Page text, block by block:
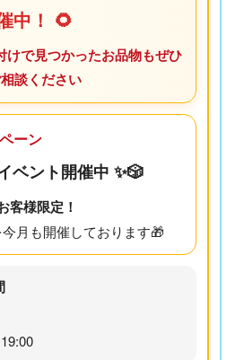
中！ 🌻
けで見つかったお品物もぜひ
談ください
ーン
ベント開催中 ✨🎲
客様限定！
月も開催しております🎁